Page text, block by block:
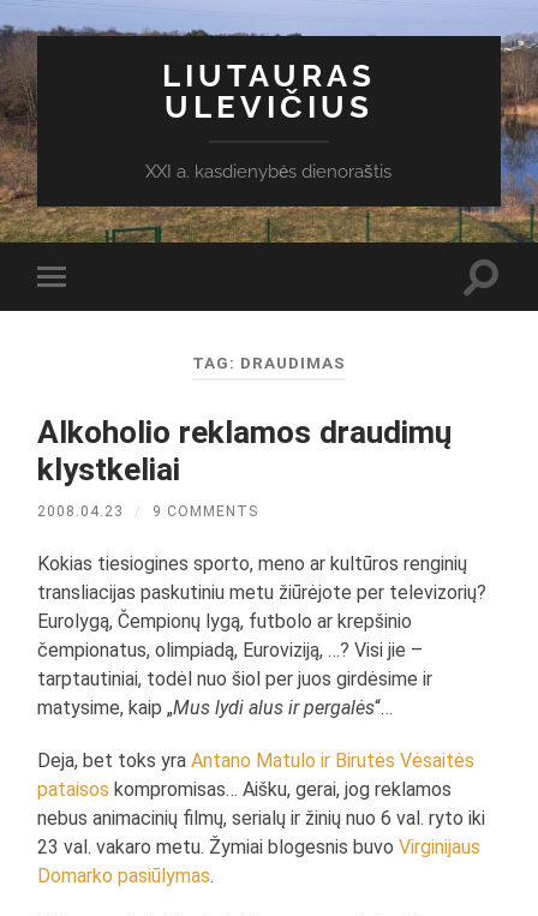
LIUTAURAS
ULEVIČIUS
XXI a. kasdienybės dienoraštis
Toggle
mobile
TAG: DRAUDIMAS
Alkoholio reklamos draudimų
klystkeliai
2008.04.23 / 9 COMMENTS
Kokias tiesiogines sporto, meno ar kultūros renginių
transliacijas paskutiniu metu žiūrėjote per televizorių?
Eurolygą, Čempionų lygą, futbolo ar krepšinio
čempionatus, olimpiadą, Euroviziją, …? Visi jie –
tarptautiniai, todėl nuo šiol per juos girdėsime ir
matysime, kaip „Mus lydi alus ir pergalės“…
Deja, bet toks yraAntano Matulo ir Birutės Vėsaitės
pataisos kompromisas… Aišku, gerai, jog reklamos
nebus animacinių filmų, serialų ir žinių nuo 6 val. ryto iki
23 val. vakaro metu. Žymiai blogesnis buvoVirginijaus
Domarko pasiūlymas.